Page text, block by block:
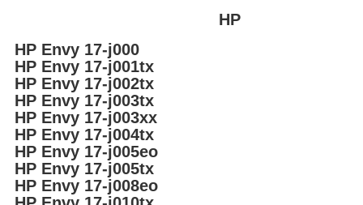
HP
HP Envy 17-j000
HP Envy 17-j001tx
HP Envy 17-j002tx
HP Envy 17-j003tx
HP Envy 17-j003xx
HP Envy 17-j004tx
HP Envy 17-j005eo
HP Envy 17-j005tx
HP Envy 17-j008eo